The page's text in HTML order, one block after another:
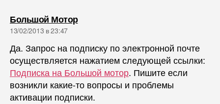
Большой Моторпишет:
13/02/2013 в 23:47
Да. Запрос на подписку по электронной почте
осуществляется нажатием следующей ссылки:
Подписка на Большой мотор. Пишите если
возникли какие-то вопросы и проблемы
активации подписки.